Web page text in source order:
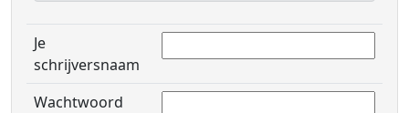
Je
schrijversnaam
Wachtwoord